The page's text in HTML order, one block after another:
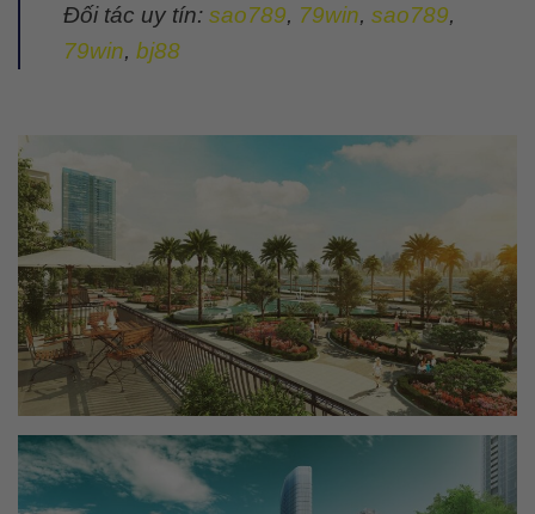
Đối tác uy tín: sao789, 79win, sao789,
79win, bj88